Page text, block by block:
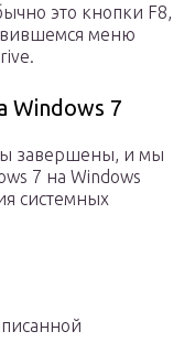
это кнопки F8,
меню
Windows 7
завершены, и мы
7 на Windows
системных